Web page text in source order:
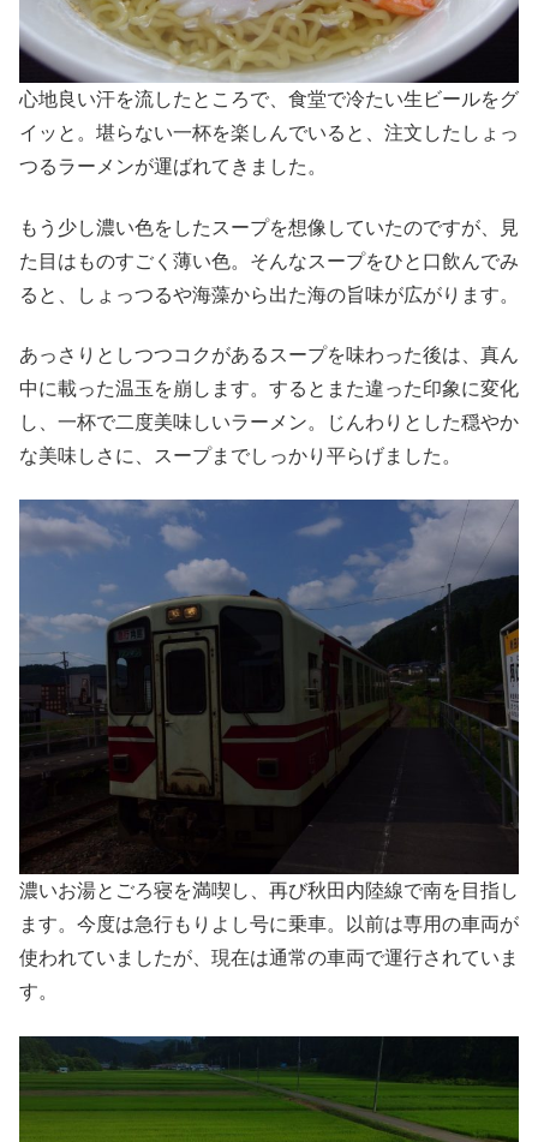
心地良い汗を流したところで、食堂で冷たい生ビールをグ
イッと。堪らない一杯を楽しんでいると、注文したしょっ
つるラーメンが運ばれてきました。
もう少し濃い色をしたスープを想像していたのですが、見
た目はものすごく薄い色。そんなスープをひと口飲んでみ
ると、しょっつるや海藻から出た海の旨味が広がります。
あっさりとしつつコクがあるスープを味わった後は、真ん
中に載った温玉を崩します。するとまた違った印象に変化
し、一杯で二度美味しいラーメン。じんわりとした穏やか
な美味しさに、スープまでしっかり平らげました。
濃いお湯とごろ寝を満喫し、再び秋田内陸線で南を目指し
ます。今度は急行もりよし号に乗車。以前は専用の車両が
使われていましたが、現在は通常の車両で運行されていま
す。